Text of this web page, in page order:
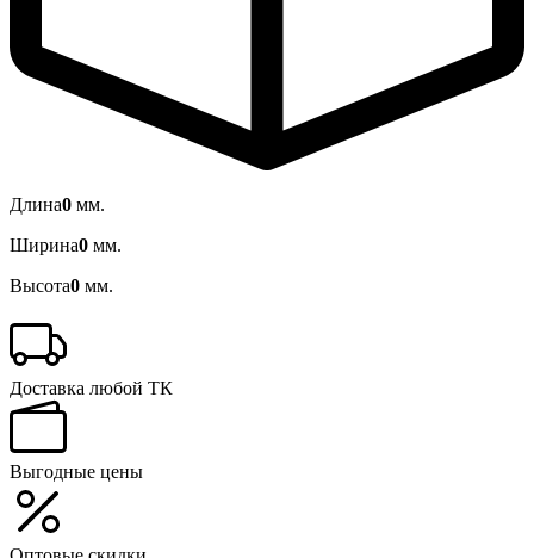
Длина0 мм.
Ширина0 мм.
Высота0 мм.
Доставка любой ТК
Выгодные цены